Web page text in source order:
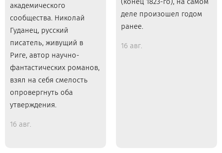
академического
сообщества. Николай
Гуданец, русский
писатель, живущий в
Риге, автор научно-
фантастических романов,
взял на себя смелость
опровергнуть оба
утверждения.
16 авг.
деле произошел годом
ранее.
16 авг.